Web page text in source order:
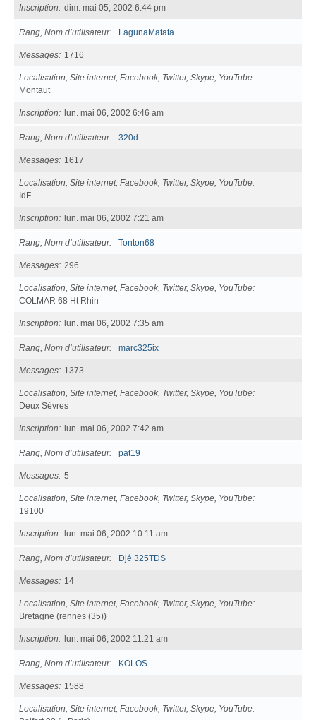
Inscription dim. mai 05, 2002 6:44 pm
Rang, Nom d’utilisateur LagunaMatata
Messages 1716
Localisation, Site internet, Facebook, Twitter, Skype, YouTube
Montaut
Inscription lun. mai 06, 2002 6:46 am
Rang, Nom d’utilisateur 320d
Messages 1617
Localisation, Site internet, Facebook, Twitter, Skype, YouTube
IdF
Inscription lun. mai 06, 2002 7:21 am
Rang, Nom d’utilisateur Tonton68
Messages 296
Localisation, Site internet, Facebook, Twitter, Skype, YouTube
COLMAR 68 Ht Rhin
Inscription lun. mai 06, 2002 7:35 am
Rang, Nom d’utilisateur marc325ix
Messages 1373
Localisation, Site internet, Facebook, Twitter, Skype, YouTube
Deux Sèvres
Inscription lun. mai 06, 2002 7:42 am
Rang, Nom d’utilisateur pat19
Messages 5
Localisation, Site internet, Facebook, Twitter, Skype, YouTube
19100
Inscription lun. mai 06, 2002 10:11 am
Rang, Nom d’utilisateur Djé 325TDS
Messages 14
Localisation, Site internet, Facebook, Twitter, Skype, YouTube
Bretagne (rennes (35))
Inscription lun. mai 06, 2002 11:21 am
Rang, Nom d’utilisateur KOLOS
Messages 1588
Localisation, Site internet, Facebook, Twitter, Skype, YouTube